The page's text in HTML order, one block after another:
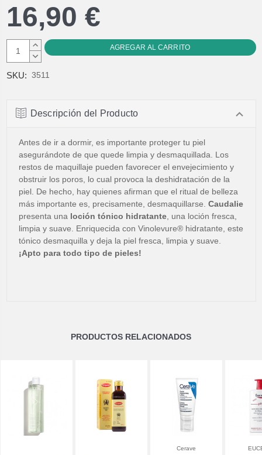
16,90 €
AUMENTAR
CANTIDAD:
DISMINUIR
SKU: 3511
Descripción del Producto
Antes de ir a dormir, es importante proteger tu piel
asegurándote de que quede limpia y desmaquillada. Los
restos de maquillaje pueden favorecer el envejecimiento y
obstruir los poros, lo cual provoca la deshidratación de la
piel. De hecho, hay quienes afirman que el ritual de belleza
más importante es, precisamente, desmaquillarse. Caudalie
presenta una loción tónico hidratante, una loción fresca,
limpia y suave. Enriquecida con Vinolevure® hidratante, este
tónico desmaquilla y deja la piel fresca, limpia y suave.
¡Apto para todo tipo de pieles!
PRODUCTOS RELACIONADOS
Cerave